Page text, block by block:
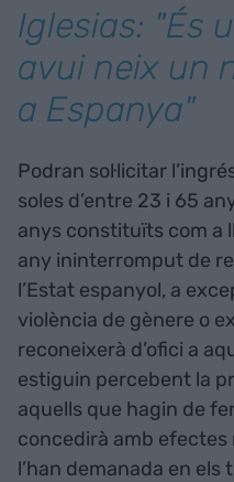
Iglesias: "És
avui neix un
a Espanya"
Podran sol·licitar
soles d’entre 23 i 65
anys constituïts com a
any ininterromput de
l’Estat espanyol, a
violència de gènere o
reconeixerà d’ofici a
estiguin percebent la
aquells que hagin de fer
concedirà amb efectes
l’han demanada en els